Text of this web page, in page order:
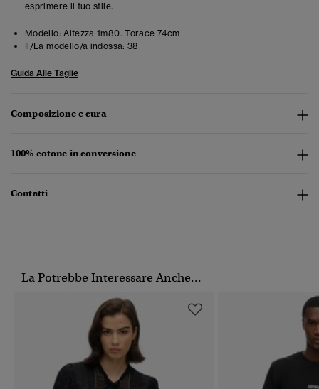
esprimere il tuo stile.
Modello: Altezza 1m80. Torace 74cm
Il/La modello/a indossa: 38
Guida Alle Taglie
Composizione e cura
100% cotone in conversione
Contatti
La Potrebbe Interessare Anche...